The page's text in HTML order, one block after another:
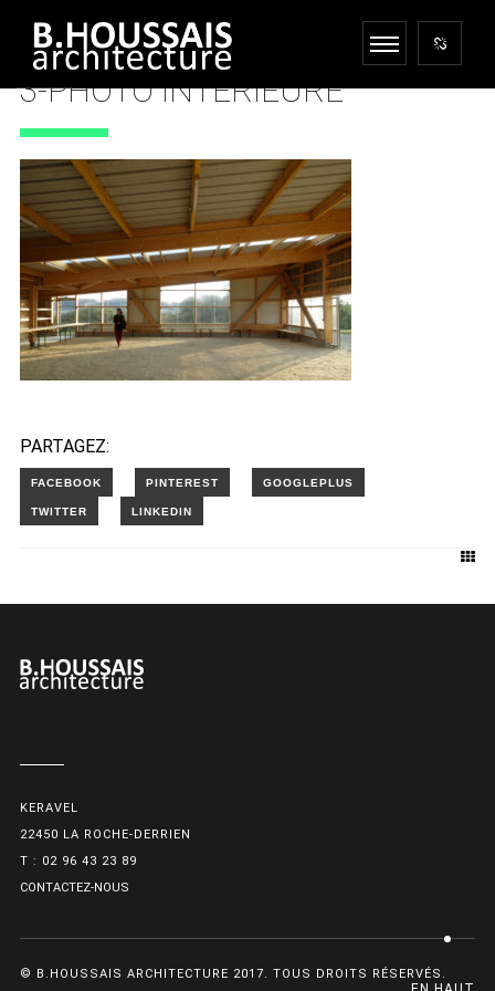
3-PHOTO INTÉRIEURE
31 OCTOBRE 2024
PARTAGEZ:
KERAVEL
22450 LA ROCHE-DERRIEN
T : 02 96 43 23 89
CONTACTEZ-NOUS
© B.HOUSSAIS ARCHITECTURE 2017. TOUS DROITS RÉSERVÉS.